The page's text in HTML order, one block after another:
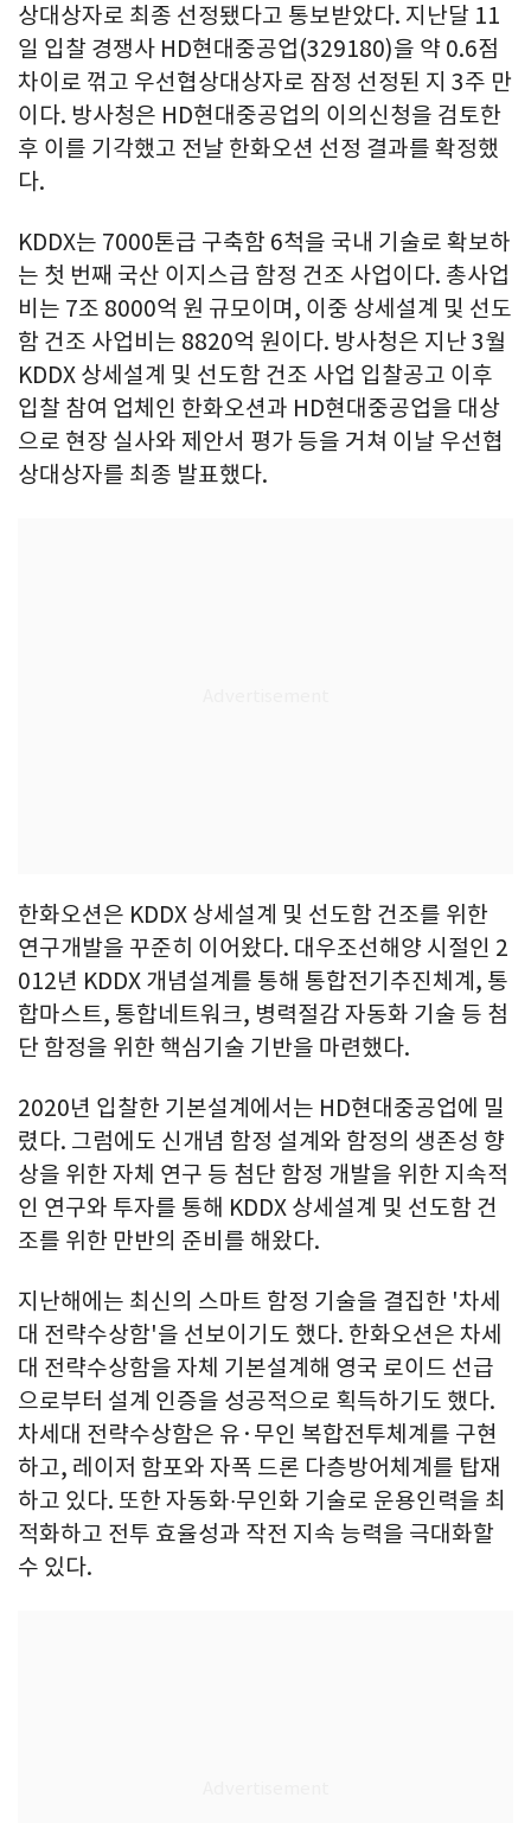
상대상자로 최종 선정됐다고 통보받았다. 지난달 11
일 입찰 경쟁사 HD현대중공업(329180)을 약 0.6점
차이로 꺾고 우선협상대상자로 잠정 선정된 지 3주 만
이다. 방사청은 HD현대중공업의 이의신청을 검토한
후 이를 기각했고 전날 한화오션 선정 결과를 확정했
다.
KDDX는 7000톤급 구축함 6척을 국내 기술로 확보하
는 첫 번째 국산 이지스급 함정 건조 사업이다. 총사업
비는 7조 8000억 원 규모이며, 이중 상세설계 및 선도
함 건조 사업비는 8820억 원이다. 방사청은 지난 3월
KDDX 상세설계 및 선도함 건조 사업 입찰공고 이후
입찰 참여 업체인 한화오션과 HD현대중공업을 대상
으로 현장 실사와 제안서 평가 등을 거쳐 이날 우선협
상대상자를 최종 발표했다.
한화오션은 KDDX 상세설계 및 선도함 건조를 위한
연구개발을 꾸준히 이어왔다. 대우조선해양 시절인 2
012년 KDDX 개념설계를 통해 통합전기추진체계, 통
합마스트, 통합네트워크, 병력절감 자동화 기술 등 첨
단 함정을 위한 핵심기술 기반을 마련했다.
2020년 입찰한 기본설계에서는 HD현대중공업에 밀
렸다. 그럼에도 신개념 함정 설계와 함정의 생존성 향
상을 위한 자체 연구 등 첨단 함정 개발을 위한 지속적
인 연구와 투자를 통해 KDDX 상세설계 및 선도함 건
조를 위한 만반의 준비를 해왔다.
지난해에는 최신의 스마트 함정 기술을 결집한 '차세
대 전략수상함'을 선보이기도 했다. 한화오션은 차세
대 전략수상함을 자체 기본설계해 영국 로이드 선급
으로부터 설계 인증을 성공적으로 획득하기도 했다.
차세대 전략수상함은 유·무인 복합전투체계를 구현
하고, 레이저 함포와 자폭 드론 다층방어체계를 탑재
하고 있다. 또한 자동화∙무인화 기술로 운용인력을 최
적화하고 전투 효율성과 작전 지속 능력을 극대화할
수 있다.